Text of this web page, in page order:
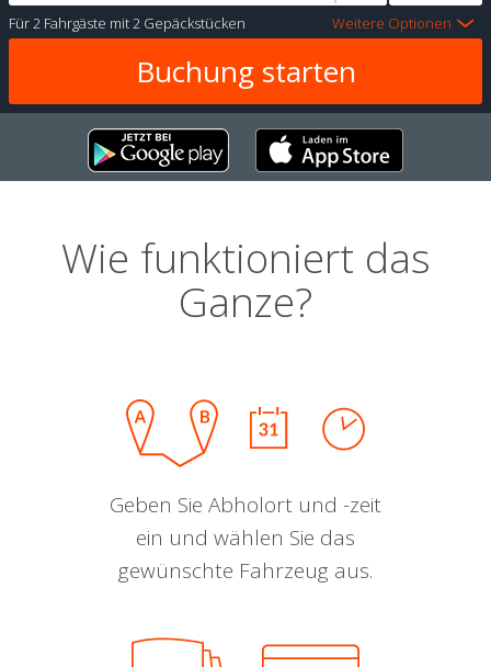
Für2 Fahrgäste mit2 Gepäckstücken Weitere Optionen
Wie funktioniert das
Ganze?
Geben Sie Abholort und -zeit
ein und wählen Sie das
gewünschte Fahrzeug aus.